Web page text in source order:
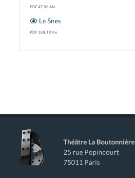
PDF 47,56 Mo
Le Snes
PDF 188,10 Ko
Théâtre La Boutonnière
25 rue Popincourt
75011 Paris